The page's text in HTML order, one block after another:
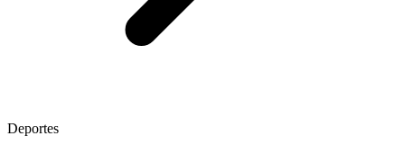
Deportes